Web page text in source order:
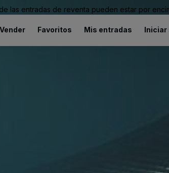
las entradas de reventa pueden estar por
Vender Favoritos Mis entradas Iniciar